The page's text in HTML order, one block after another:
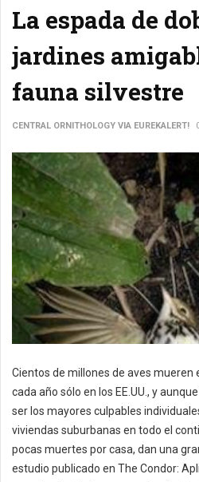
La espada de
jardines
fauna silvestre
CENTRAL ORNITHOLOGY VIA EUREKALERT!
Cientos de millones de aves mueren
cada año sólo en los EE.UU., y
ser los mayores culpables
viviendas suburbanas en todo el
pocas muertes por casa, dan una
estudio publicado en The Condor: